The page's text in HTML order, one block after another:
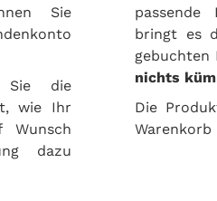
Sie
Sie die
wie Ihr
dazu
bringt es
gebuchten
nichts
Die
Warenkorb